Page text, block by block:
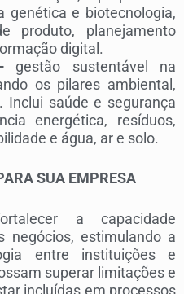
genética e biotecnologia,
produto, planejamento
digital.
gestão sustentável na
os pilares ambiental,
Inclui saúde e segurança
energética, resíduos,
e água, ar e solo.
SUA EMPRESA
a capacidade
negócios, estimulando a
entre instituições e
superar limitações e